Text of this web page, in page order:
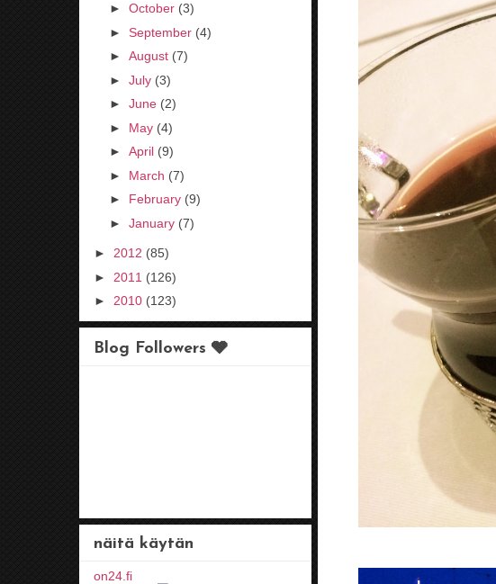
► October (3)
► September (4)
► August (7)
► July (3)
► June (2)
► May (4)
► April (9)
► March (7)
► February (9)
► January (7)
► 2012 (85)
► 2011 (126)
► 2010 (123)
Blog Followers 🩶
näitä käytän
on24.fi